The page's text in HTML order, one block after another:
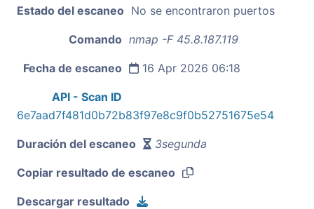
Estado del escaneo No se encontraron puertos
Comando nmap -F 45.8.187.119
Fecha de escaneo 16 Apr 2026 06:18
API - Scan ID
6e7aad7f481d0b72b83f97e8c9f0b52751675e54
Duración del escaneo 3segunda
Copiar resultado de escaneo
Descargar resultado